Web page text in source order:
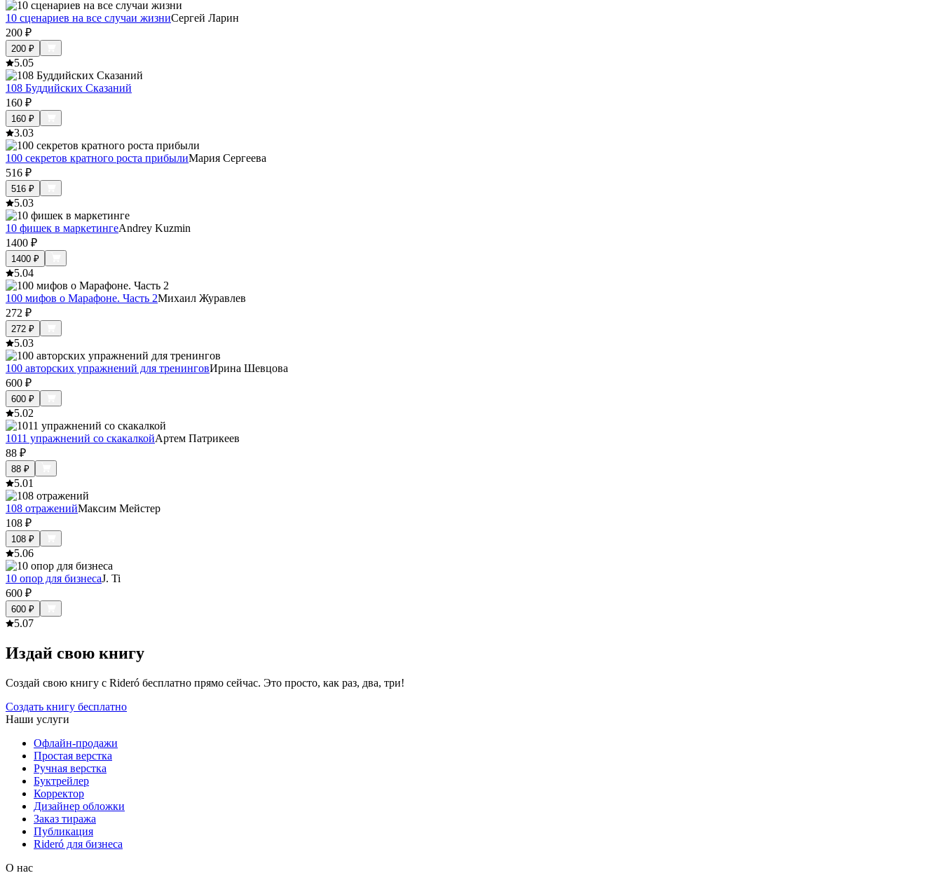
10 сценариев на все случаи жизниСергей Ларин
200 ₽
200 ₽
5.05
108 Буддийских Сказаний
160 ₽
160 ₽
3.03
100 секретов кратного роста прибылиМария Сергеева
516 ₽
516 ₽
5.03
10 фишек в маркетингеAndrey Kuzmin
1400 ₽
1400 ₽
5.04
100 мифов о Марафоне. Часть 2Михаил Журавлев
272 ₽
272 ₽
5.03
100 авторских упражнений для тренинговИрина Шевцова
600 ₽
600 ₽
5.02
1011 упражнений со скакалкойАртем Патрикеев
88 ₽
88 ₽
5.01
108 отраженийМаксим Мейстер
108 ₽
108 ₽
5.06
10 опор для бизнесаJ. Ti
600 ₽
600 ₽
5.07
Издай свою книгу
Создай свою книгу с Rideró бесплатно прямо сейчас. Это просто, как раз, два, три!
Создать книгу бесплатно
Наши услуги
Офлайн-продажи
Простая верстка
Ручная верстка
Буктрейлер
Корректор
Дизайнер обложки
Заказ тиража
Публикация
Rideró для бизнеса
О нас